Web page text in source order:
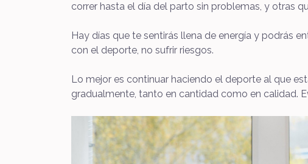
correr hasta el día del parto sin problemas, y otras
Hay días que te sentirás llena de energía y podrás
con el deporte, no sufrir riesgos.
Lo mejor es continuar haciendo el deporte al que
gradualmente, tanto en cantidad como en calidad.